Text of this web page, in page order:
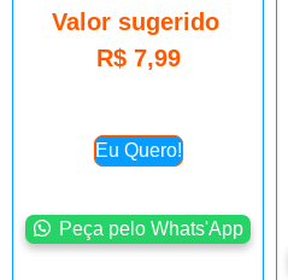
Valor sugerido
R$7,99
Eu Quero!
Peça pelo Whats'App